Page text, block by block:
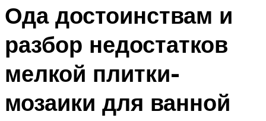
Ода достоинствам и
разбор недостатков
мелкой плитки-
мозаики для ванной